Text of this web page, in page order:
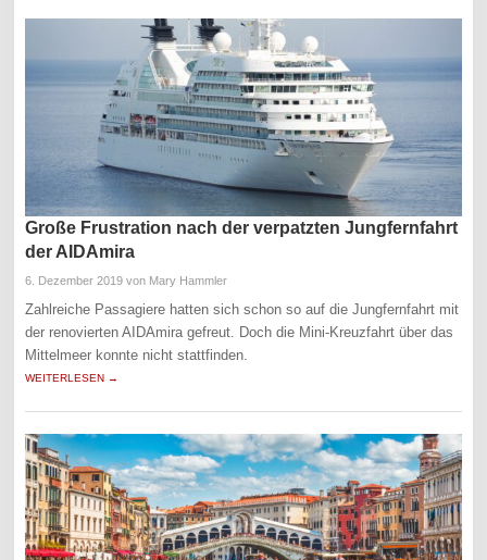
Große Frustration nach der verpatzten Jungfernfahrt
der AIDAmira
6. Dezember 2019 von Mary Hammler
Zahlreiche Passagiere hatten sich schon so auf die Jungfernfahrt mit
der renovierten AIDAmira gefreut. Doch die Mini-Kreuzfahrt über das
Mittelmeer konnte nicht stattfinden.
WEITERLESEN →